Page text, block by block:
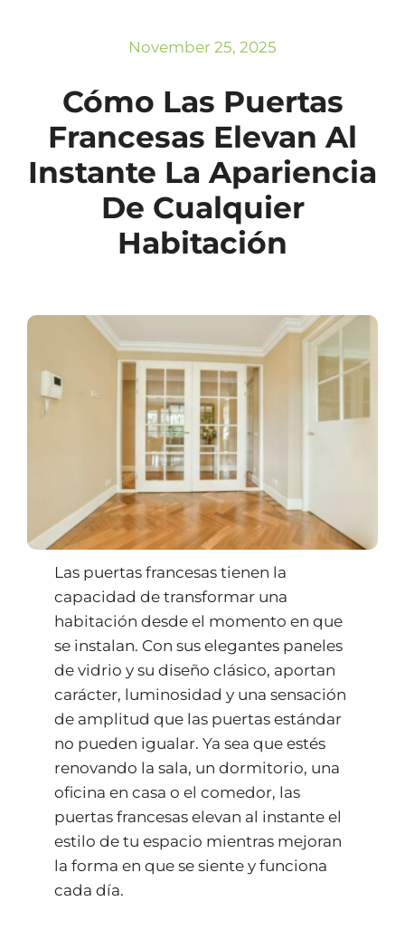
November 25, 2025
Cómo Las Puertas
Francesas Elevan Al
Instante La Apariencia
De Cualquier
Habitación
Las puertas francesas tienen la
capacidad de transformar una
habitación desde el momento en que
se instalan. Con sus elegantes paneles
de vidrio y su diseño clásico, aportan
carácter, luminosidad y una sensación
de amplitud que las puertas estándar
no pueden igualar. Ya sea que estés
renovando la sala, un dormitorio, una
oficina en casa o el comedor, las
puertas francesas elevan al instante el
estilo de tu espacio mientras mejoran
la forma en que se siente y funciona
cada día.